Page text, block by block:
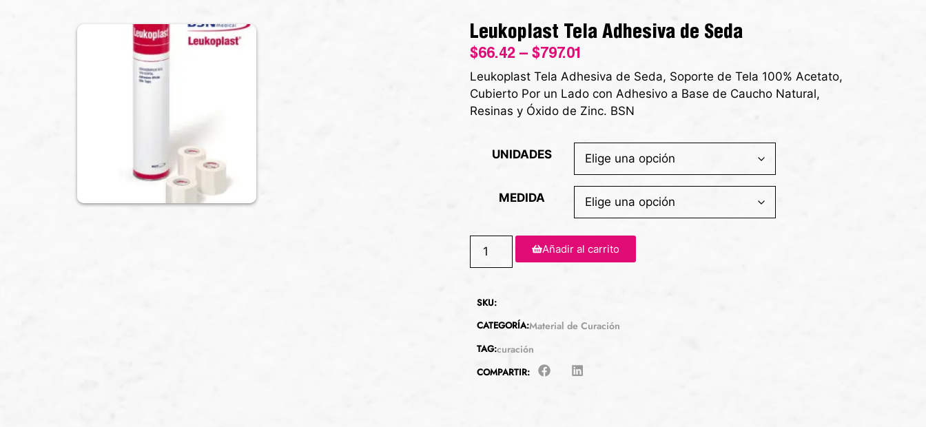
Leukoplast Tela Adhesiva de Seda
$66.42 – $797.01
Leukoplast Tela Adhesiva de Seda, Soporte de Tela 100% Acetato,
Cubierto Por un Lado con Adhesivo a Base de Caucho Natural,
Resinas y Óxido de Zinc. BSN
UNIDADES
MEDIDA
Añadir al carrito
SKU:
CATEGORÍA:Material de Curación
TAG:curación
COMPARTIR: